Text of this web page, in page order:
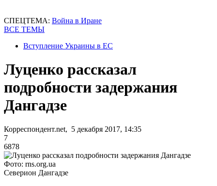
СПЕЦТЕМА: Война в Иране
ВСЕ ТЕМЫ
Вступление Украины в ЕС
Луценко рассказал
подробности задержания
Дангадзе
Корреспондент.net, 5 декабря 2017, 14:35
7
6878
Фото: rns.org.ua
Северион Дангадзе